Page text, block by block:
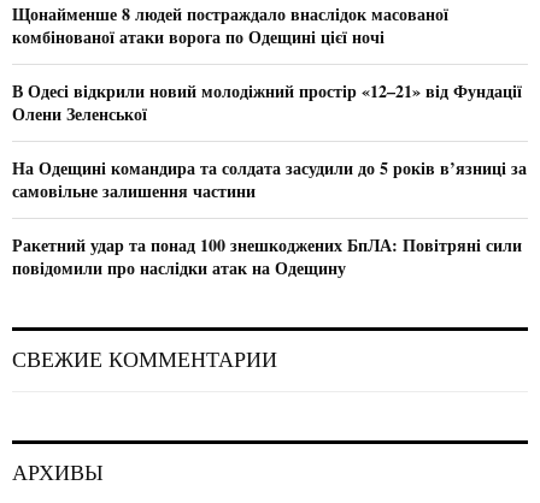
Щонайменше 8 людей постраждало внаслідок масованої
комбінованої атаки ворога по Одещині цієї ночі
В Одесі відкрили новий молодіжний простір «12–21» від Фундації
Олени Зеленської
На Одещині командира та солдата засудили до 5 років в’язниці за
самовільне залишення частини
Ракетний удар та понад 100 знешкоджених БпЛА: Повітряні сили
повідомили про наслідки атак на Одещину
СВЕЖИЕ КОММЕНТАРИИ
АРХИВЫ